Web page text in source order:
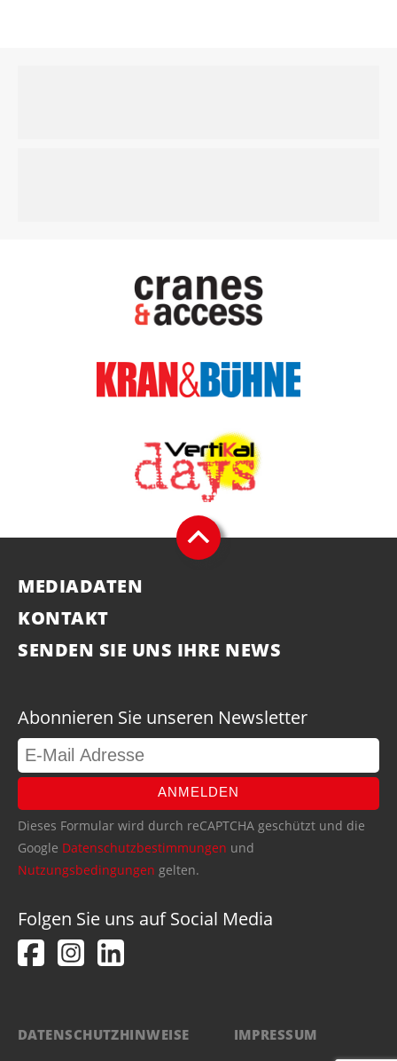
MEDIADATEN
KONTAKT
SENDEN SIE UNS IHRE NEWS
Abonnieren Sie unseren Newsletter
ANMELDEN
Dieses Formular wird durch reCAPTCHA geschützt und die
Google Datenschutzbestimmungen und
Nutzungsbedingungen gelten.
Folgen Sie uns auf Social Media
DATENSCHUTZHINWEISE IMPRESSUM